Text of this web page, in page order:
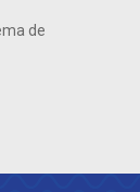
de